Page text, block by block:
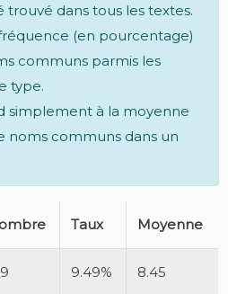
dans tous les textes.
(en pourcentage)
communs parmis les
type.
simplement à la moyenne
noms communs dans un
Taux Moyenne
9.49% 8.45